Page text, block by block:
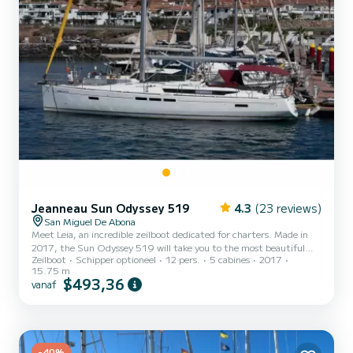
Jeanneau Sun Odyssey 519 4.3 (23 reviews)
San Miguel De Abona
Meet Leia, an incredible zeilboot dedicated for charters. Made in
2017, the Sun Odyssey 519 will take you to the most beautiful
anchorages in San Miguel De Abona. The boat has 5 cabins with all
comfort and a capacity of 12 people. With an overall length of 16
meters, it will be your best ally to spend an exceptional vacation on
uitgerust met een Furling mainsail en e...
Zeilboot Schipper optioneel 12 pers. 5 cabines
2017
15.75 m
vanaf $493,36